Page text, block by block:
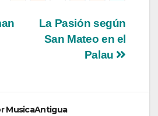
La Pasión según
San Mateo en el
Palau
MusicaAntigua